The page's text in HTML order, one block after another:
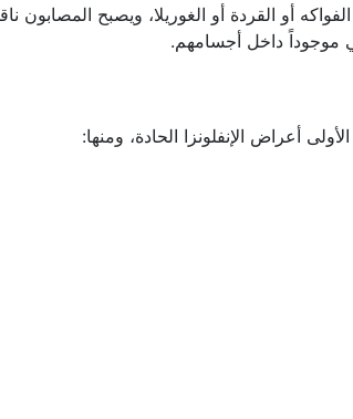
دون وسائل حماية، كما يمكن أن تحدث
أو القردة أو الغوريلا، ويصبح المصابون